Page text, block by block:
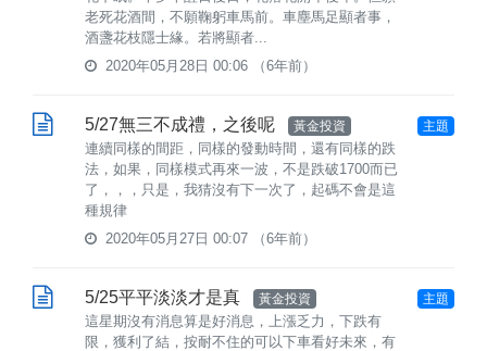
老死花酒間，不願鞠躬車馬前。車塵馬足顯者事，
酒盞花枝隱士緣。若將顯者...
2020年05月28日 00:06
（6年前）
5/27無三不成禮，之後呢 黃金投資
連續同樣的間距，同樣的發動時間，還有同樣的跌
法，如果，同樣模式再來一波，不是跌破1700而已
了，，，只是，我猜沒有下一次了，起碼不會是這
種規律
2020年05月27日 00:07
（6年前）
主題
5/25平平淡淡才是真 黃金投資
這星期沒有消息算是好消息，上漲乏力，下跌有
限，獲利了結，按耐不住的可以下車看好未來，有
主題